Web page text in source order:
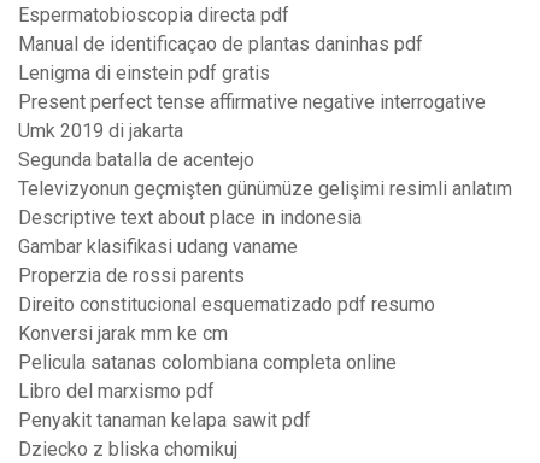
Espermatobioscopia directa pdf
Manual de identificaçao de plantas daninhas pdf
Lenigma di einstein pdf gratis
Present perfect tense affirmative negative interrogative
Umk 2019 di jakarta
Segunda batalla de acentejo
Televizyonun geçmişten günümüze gelişimi resimli anlatım
Descriptive text about place in indonesia
Gambar klasifikasi udang vaname
Properzia de rossi parents
Direito constitucional esquematizado pdf resumo
Konversi jarak mm ke cm
Pelicula satanas colombiana completa online
Libro del marxismo pdf
Penyakit tanaman kelapa sawit pdf
Dziecko z bliska chomikuj